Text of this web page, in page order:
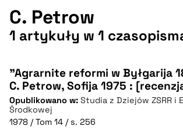
C. Petrow
1 artykuły w 1
"Agrarnite reformi w Byłgarija
C. Petrow, Sofija 1975 :
Opublikowano w: Studia z Dziejów ZSRR i
Środkowej
1978 / Tom 14 / s. 256